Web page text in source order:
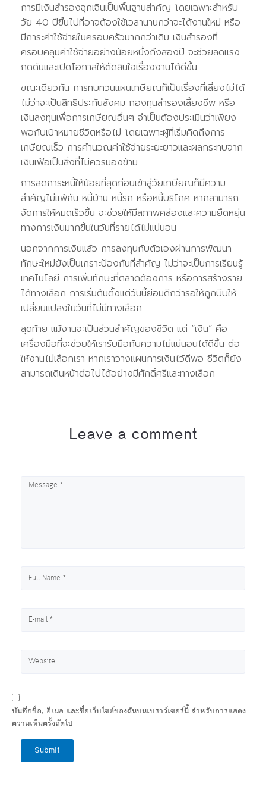
การมีเงินสำรองฉุกเฉินเป็นพื้นฐานสำคัญ โดยเฉพาะสำหรับ
วัย 40 ปีขึ้นไปที่อาจต้องใช้เวลานานกว่าจะได้งานใหม่ หรือ
มีภาระค่าใช้จ่ายในครอบครัวมากกว่าเดิม เงินสำรองที่
ครอบคลุมค่าใช้จ่ายอย่างน้อยหนึ่งถึงสองปี จะช่วยลดแรง
กดดันและเปิดโอกาสให้ตัดสินใจเรื่องงานได้ดีขึ้น
ขณะเดียวกัน การทบทวนแผนเกษียณก็เป็นเรื่องที่เลี่ยงไม่ได้
ไม่ว่าจะเป็นสิทธิประกันสังคม กองทุนสำรองเลี้ยงชีพ หรือ
เงินลงทุนเพื่อการเกษียณอื่นๆ จำเป็นต้องประเมินว่าเพียง
พอกับเป้าหมายชีวิตหรือไม่ โดยเฉพาะผู้ที่เริ่มคิดถึงการ
เกษียณเร็ว การคำนวณค่าใช้จ่ายระยะยาวและผลกระทบจาก
เงินเฟ้อเป็นสิ่งที่ไม่ควรมองข้าม
การลดภาระหนี้ให้น้อยที่สุดก่อนเข้าสู่วัยเกษียณก็มีความ
สำคัญไม่แพ้กัน หนี้บ้าน หนี้รถ หรือหนี้บริโภค หากสามารถ
จัดการให้หมดเร็วขึ้น จะช่วยให้มีสภาพคล่องและความยืดหยุ่น
ทางการเงินมากขึ้นในวันที่รายได้ไม่แน่นอน
นอกจากการเงินแล้ว การลงทุนกับตัวเองผ่านการพัฒนา
ทักษะใหม่ยังเป็นเกราะป้องกันที่สำคัญ ไม่ว่าจะเป็นการเรียนรู้
เทคโนโลยี การเพิ่มทักษะที่ตลาดต้องการ หรือการสร้างราย
ได้ทางเลือก การเริ่มต้นตั้งแต่วันนี้ย่อมดีกว่ารอให้ถูกบีบให้
เปลี่ยนแปลงในวันที่ไม่มีทางเลือก
สุดท้าย แม้งานจะเป็นส่วนสำคัญของชีวิต แต่ “เงิน” คือ
เครื่องมือที่จะช่วยให้เรารับมือกับความไม่แน่นอนได้ดีขึ้น ต่อ
ให้งานไม่เลือกเรา หากเราวางแผนการเงินไว้ดีพอ ชีวิตก็ยัง
สามารถเดินหน้าต่อไปได้อย่างมีศักดิ์ศรีและทางเลือก
Leave a comment
บันทึกชื่อ, อีเมล และชื่อเว็บไซต์ของฉันบนเบราว์เซอร์นี้ สำหรับการแสดง
ความเห็นครั้งถัดไป
Submit